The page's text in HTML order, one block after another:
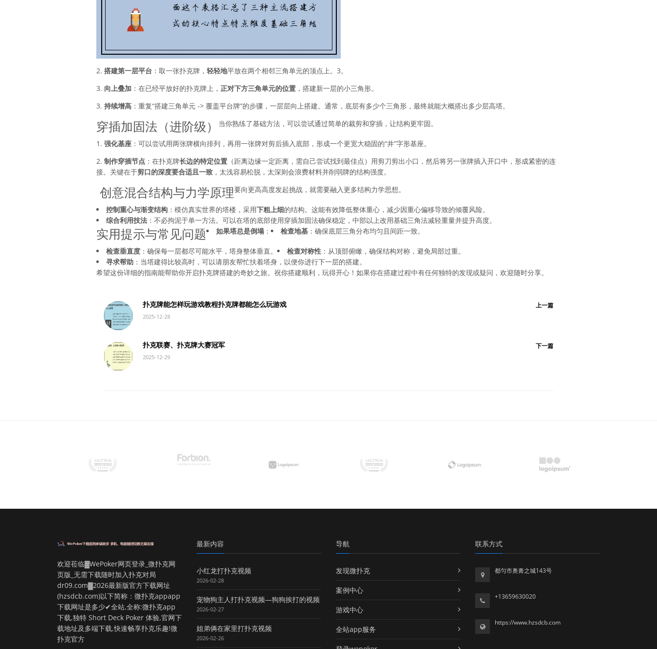
2. 搭建第一层平台 ：取一张扑克牌， 轻轻地平放在两个相邻三角单元的顶点上。 3。
3. 向上叠加 ：在已经平放好的扑克牌上， 正对下方三角单元的位置 ，搭建新一层的小三角形。
3. 持续增高 ：重复“搭建三角单元 -> 覆盖平台牌”的步骤，一层层向上搭建。通常，底层有多少个三角形，最终就能大概搭出多少层高塔。
穿插加固法（进阶级） 当你熟练了基础方法，可以尝试通过简单的裁剪和穿插，让结构更牢固。
1. 强化基座 ：可以尝试用两张牌横向排列，再用一张牌对剪后插入底部，形成一个更宽大稳固的“井”字形基座。
2. 制作穿插节点 ：在扑克牌长边的特定位置 （距离边缘一定距离，需自己尝试找到最佳点）用剪刀剪出小口，然后将另一张牌插入开口中，形成紧密的连
接。关键在于剪口的深度要合适且一致 ，太浅容易松脱，太深则会浪费材料并削弱牌的结构强度。
️ 创意混合结构与力学原理要向更高高度发起挑战，就需要融入更多结构力学思想。
控制重心与渐变结构 ：模仿真实世界的塔楼，采用下粗上细的结构。这能有效降低整体重心，减少因重心偏移导致的倾覆风险。
综合利用技法 ：不必拘泥于单一方法。可以在塔的底部使用穿插加固法确保稳定，中部以上改用基础三角法减轻重量并提升高度。
实用提示与常见问题 如果塔总是倒塌 ： 检查地基 ：确保底层三角分布均匀且间距一致。
检查垂直度 ：确保每一层都尽可能水平，塔身整体垂直。 检查对称性 ：从顶部俯瞰，确保结构对称，避免局部过重。
寻求帮助 ：当塔建得比较高时，可以请朋友帮忙扶着塔身，以便你进行下一层的搭建。
希望这份详细的指南能帮助你开启扑克牌搭建的奇妙之旅。祝你搭建顺利，玩得开心！如果你在搭建过程中有任何独特的发现或疑问，欢迎随时分享。
扑克牌能怎样玩游戏教程扑克牌都能怎么玩游戏
2025-12-28
上一篇
扑克联赛、扑克牌大赛冠军
2025-12-29
下一篇
欢迎莅临▓WePoker网页登录_微扑克网
页版_无需下载随时加入扑克对局
dr09.com▓2026最新版官方下载网址
(hzsdcb.com)以下简称：微扑克appapp
下载网址是多少✔全站,全称:微扑克app
下载,独特 Short Deck Poker 体验,官网下
载地址及多端下载,快速畅享扑克乐趣!微
扑克官方
最新内容
小红龙打扑克视频
2026-02-28
宠物狗主人打扑克视频—狗狗挨打的视频
2026-02-27
姐弟俩在家里打扑克视频
2026-02-26
导航
发现微扑克
案例中心
游戏中心
全站app服务
联系方式
都匀市奥膏之城143号
+13659630020
https://www.hzsdcb.com